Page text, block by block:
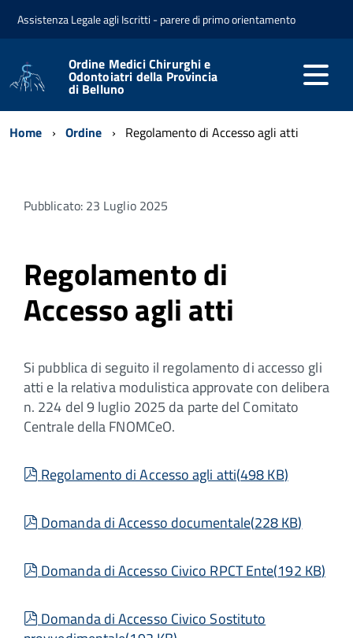
Assistenza Legale agli Iscritti - parere di primo orientamento
Ordine Medici Chirurghi e
Odontoiatri della Provincia
di Belluno
Home Ordine Regolamento di Accesso agli atti
Pubblicato: 23 Luglio 2025
Regolamento di
Accesso agli atti
Si pubblica di seguito il regolamento di accesso gli
atti e la relativa modulistica approvate con delibera
n. 224 del 9 luglio 2025 da parte del Comitato
Centrale della FNOMCeO.
pdf
Regolamento di Accesso agli atti(498 KB)
pdf
Domanda di Accesso documentale(228 KB)
pdf
Domanda di Accesso Civico RPCT Ente(192 KB)
pdf
Domanda di Accesso Civico Sostituto